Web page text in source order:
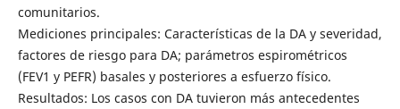
comunitarios.
Mediciones principales: Características de la DA y severidad,
factores de riesgo para DA; parámetros espirométricos
(FEV1 y PEFR) basales y posteriores a esfuerzo físico.
Resultados: Los casos con DA tuvieron más antecedentes